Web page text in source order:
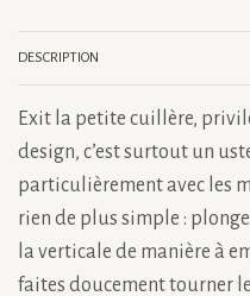
DESCRIPTION
Exit la petite cuillère,
design, c’est surtout un
particulièrement avec les
rien de plus simple :
la verticale de manière à
faites doucement tourner